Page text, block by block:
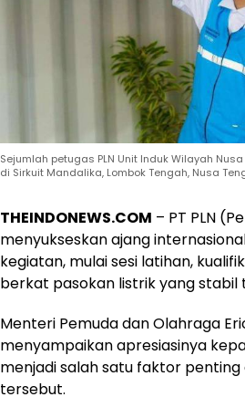
Sejumlah petugas PLN Unit Induk Wilayah
di Sirkuit Mandalika, Lombok Tengah, Nusa
THEINDONEWS.COM – PT PLN
menyukseskan ajang
kegiatan, mulai sesi latihan,
berkat pasokan listrik yang stabil
Menteri Pemuda dan Olahraga
menyampaikan apresiasinya
menjadi salah satu faktor
tersebut.